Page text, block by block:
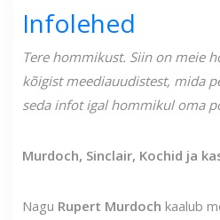
Infolehed
Tere hommikust. Siin on meie
kõigist meediauudistest, mida
seda infot igal hommikul oma
Murdoch, Sinclair, Kochid ja
Nagu Rupert Murdoch kaalub